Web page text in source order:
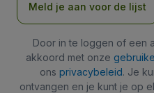
Meld je aan voor de lijst
Door in te loggen of een
akkoord met onze
ons privacybeleid. Je
ontvangen en je kunt je op